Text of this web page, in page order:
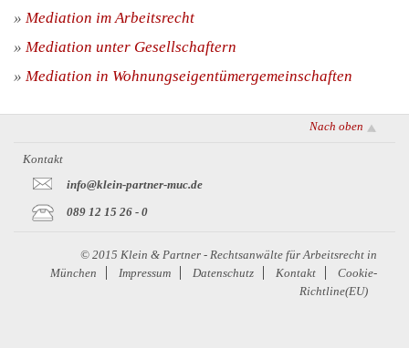
» Mediation im Arbeitsrecht
» Mediation unter Gesellschaftern
» Mediation in Wohnungseigentümergemeinschaften
Nach oben
Kontakt
info@klein-partner-muc.de
089 12 15 26 - 0
© 2015 Klein & Partner - Rechtsanwälte für Arbeitsrecht in
München
Impressum Datenschutz Kontakt
Cookie-
Richtline(EU)